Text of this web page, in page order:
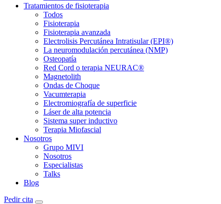
Tratamientos de fisioterapia
Todos
Fisioterapia
Fisioterapia avanzada
Electrolisis Percutánea Intratisular (EPI®)
La neuromodulación percutánea (NMP)
Osteopatía
Red Cord o terapia NEURAC®
Magnetolith
Ondas de Choque
Vacumterapia
Electromiografía de superficie
Láser de alta potencia
Sistema super inductivo
Terapia Miofascial
Nosotros
Grupo MIVI
Nosotros
Especialistas
Talks
Blog
Pedir cita